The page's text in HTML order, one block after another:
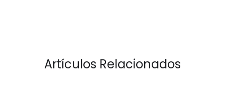
Artículos Relacionados